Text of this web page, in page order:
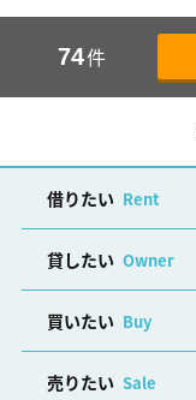
74件
借りたい Rent
貸したい Owner
買いたい Buy
売りたい Sale